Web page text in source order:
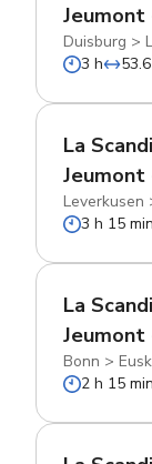
Jeumont
Duisburg >
3 h
La
Jeumont
Leverkusen
3 h 15 min
La
Jeumont
Bonn >
2 h 15 min